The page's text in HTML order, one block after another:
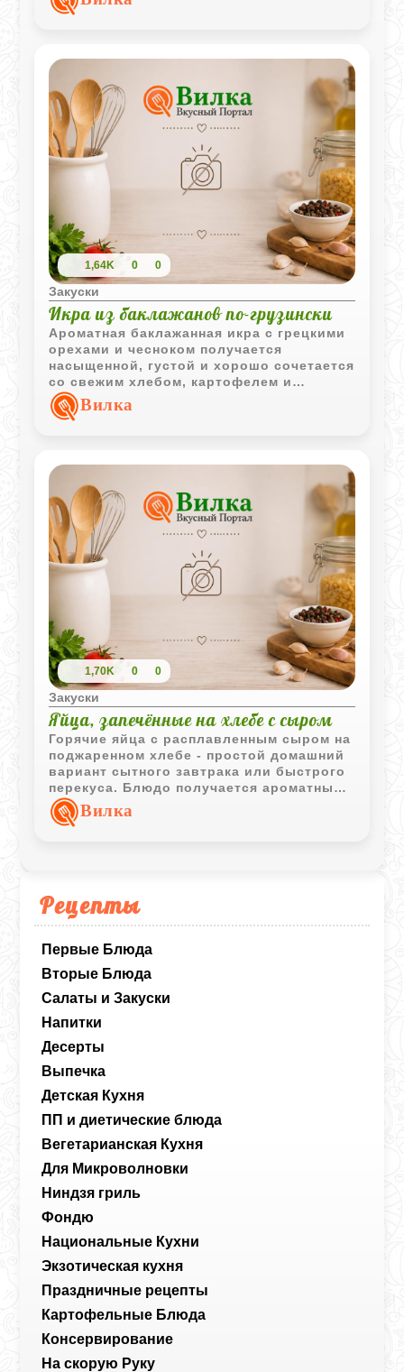
Рецепты
Первые Блюда
Вторые Блюда
Салаты и Закуски
Напитки
Десерты
Выпечка
Детская Кухня
ПП и диетические блюда
Вегетарианская Кухня
Для Микроволновки
Ниндзя гриль
Фондю
Национальные Кухни
Экзотическая кухня
Праздничные рецепты
Картофельные Блюда
Консервирование
На скорую Руку
1,64K 0 0
Закуски
Икра из баклажанов по-грузински
Ароматная баклажанная икра с грецкими
орехами и чесноком получается
насыщенной, густой и хорошо сочетается
со свежим хлебом, картофелем и
горячими овощными блюдами.
Вилка
1,70K 0 0
Закуски
Яйца, запечённые на хлебе с сыром
Горячие яйца с расплавленным сыром на
поджаренном хлебе - простой домашний
вариант сытного завтрака или быстрого
перекуса. Блюдо получается ароматным,
с хрустящей основой и мягкой сырной
начинкой.
Вилка